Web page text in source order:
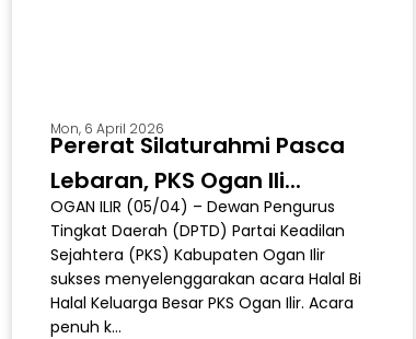
Mon, 6 April 2026
Pererat Silaturahmi Pasca
Lebaran, PKS Ogan Ili...
OGAN ILIR (05/04) – Dewan Pengurus
Tingkat Daerah (DPTD) Partai Keadilan
Sejahtera (PKS) Kabupaten Ogan Ilir
sukses menyelenggarakan acara Halal Bi
Halal Keluarga Besar PKS Ogan Ilir. Acara
penuh k...
DOWNLOAD
E-BOOK
Download E-Book Materi
Dakwah Gratis